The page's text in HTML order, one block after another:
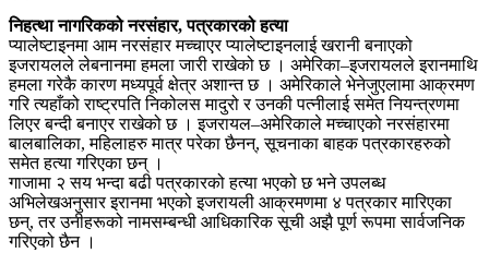
निहत्था नागरिकको नरसंहार, पत्रकारको हत्या
प्यालेष्टाइनमा आम नरसंहार मच्चाएर प्यालेष्टाइनलाई खरानी बनाएको
इजरायलले लेबनानमा हमला जारी राखेको छ । अमेरिका–इजरायलले इरानमाथि
हमला गरेकै कारण मध्यपूर्व क्षेत्र अशान्त छ । अमेरिकाले भेनेजुएलामा आक्रमण
गरि त्यहाँको राष्ट्रपति निकोलस मादुरो र उनकी पत्नीलाई समेत नियन्त्रणमा
लिएर बन्दी बनाएर राखेको छ । इजरायल–अमेरिकाले मच्चाएको नरसंहारमा
बालबालिका, महिलाहरु मात्र परेका छैनन्, सूचनाका बाहक पत्रकारहरुको
समेत हत्या गरिएका छन् ।
गाजामा २ सय भन्दा बढी पत्रकारको हत्या भएको छ भने उपलब्ध
अभिलेखअनुसार इरानमा भएको इजरायली आक्रमणमा ४ पत्रकार मारिएका
छन्, तर उनीहरूको नामसम्बन्धी आधिकारिक सूची अझै पूर्ण रूपमा सार्वजनिक
गरिएको छैन ।